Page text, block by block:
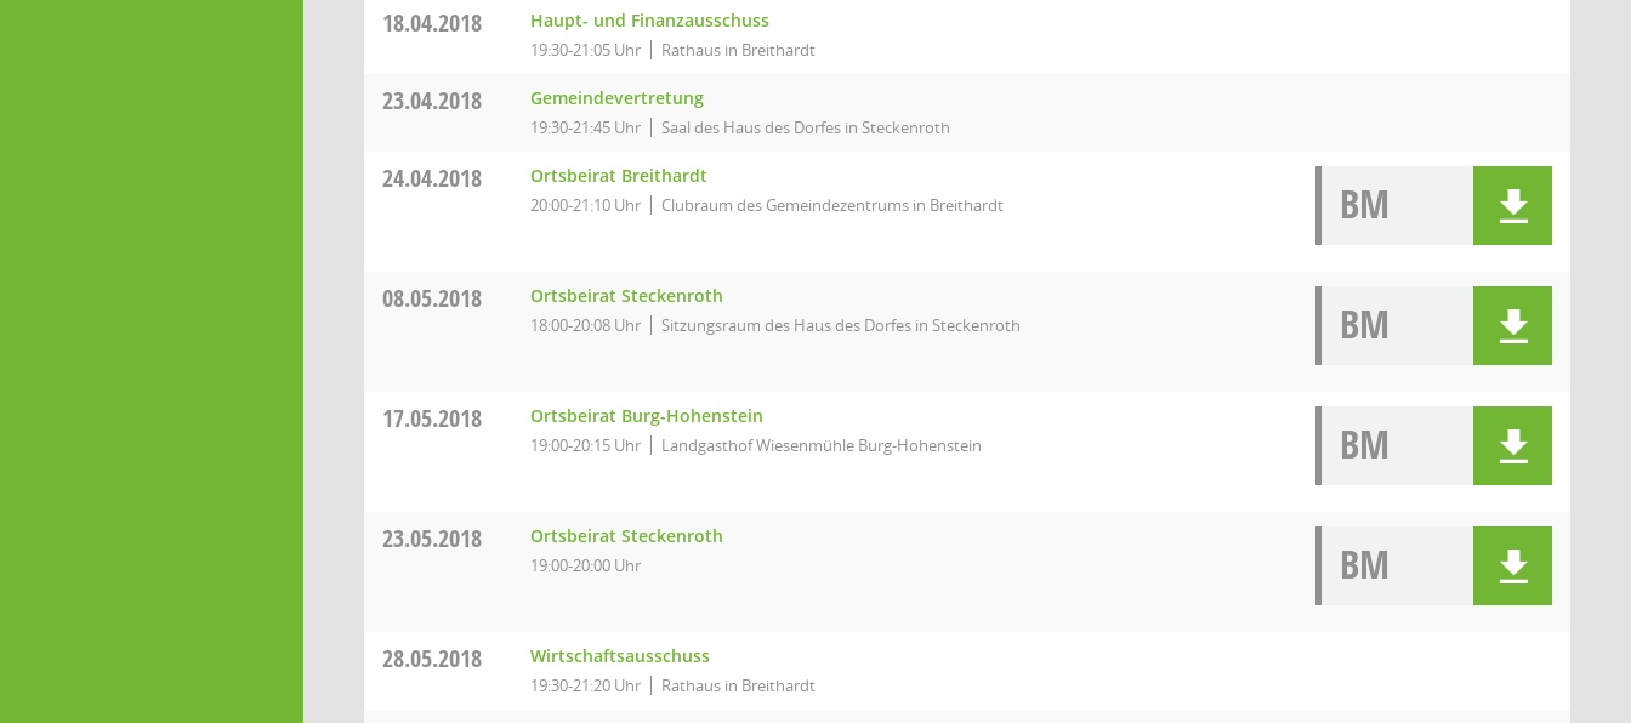
18.04.2018 Haupt- und Finanzausschuss
19:30-21:05 Uhr Rathaus in Breithardt
23.04.2018 Gemeindevertretung
19:30-21:45 Uhr Saal des Haus des Dorfes in Steckenroth
24.04.2018 Ortsbeirat Breithardt
20:00-21:10 Uhr Clubraum des Gemeindezentrums in Breithardt BM
08.05.2018 Ortsbeirat Steckenroth
18:00-20:08 Uhr Sitzungsraum des Haus des Dorfes in Steckenroth BM
17.05.2018 Ortsbeirat Burg-Hohenstein
19:00-20:15 Uhr Landgasthof Wiesenmühle Burg-Hohenstein BM
23.05.2018 Ortsbeirat Steckenroth
19:00-20:00 Uhr BM
28.05.2018 Wirtschaftsausschuss
19:30-21:20 Uhr Rathaus in Breithardt